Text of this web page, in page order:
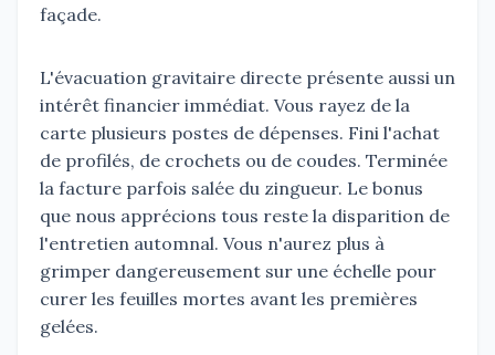
façade.
L'évacuation gravitaire directe présente aussi un
intérêt financier immédiat. Vous rayez de la
carte plusieurs postes de dépenses. Fini l'achat
de profilés, de crochets ou de coudes. Terminée
la facture parfois salée du zingueur. Le bonus
que nous apprécions tous reste la disparition de
l'entretien automnal. Vous n'aurez plus à
grimper dangereusement sur une échelle pour
curer les feuilles mortes avant les premières
gelées.